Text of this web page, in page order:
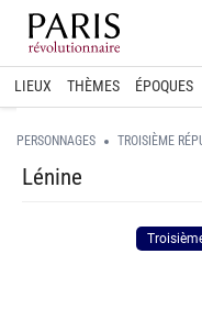
Home
LIEUX THÈMES ÉPOQUES
PERSONNAGES TROISIÈME
Lénine